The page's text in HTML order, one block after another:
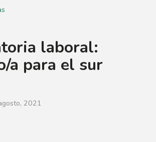
laboral:
a para el sur
2021